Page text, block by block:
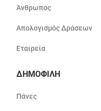
Άνθρωπος
Απολογισμός Δράσεων
Εταιρεία
ΔΗΜΟΦΙΛΗ
Πάνες